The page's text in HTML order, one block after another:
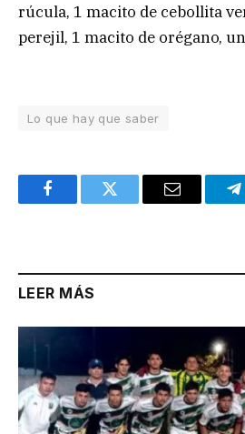
rúcula, 1 macito de cebollita
perejil, 1 macito de orégano,
Lo que hay que saber
FacebookTwitter Email
LEER MÁS